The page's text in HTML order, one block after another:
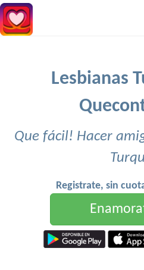
Lesbianas
Que fácil! Hacer
Registrate, sin